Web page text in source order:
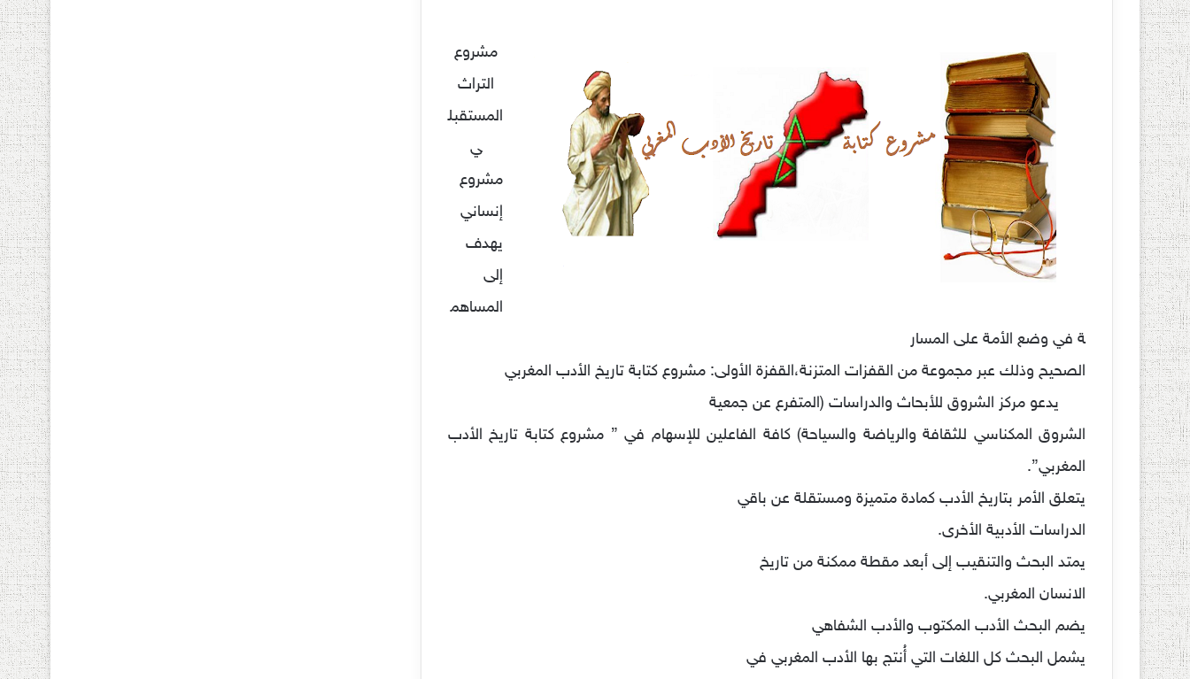
مشروع
التراث
المستقبل
ي
مشروع
إنساني
يهدف
إلى
المساهم
ة في وضع الأمة على المسار
الصحيح وذلك عبر مجموعة من القفزات المتزنة،القفزة الأولى: مشروع كتابة تاريخ الأدب المغربي
يدعو مركز الشروق للأبحاث والدراسات (المتفرع عن جمعية
الشروق المكناسي للثقافة والرياضة والسياحة) كافة الفاعلين للإسهام في ” مشروع كتابة تاريخ الأدب
المغربي”.
يتعلق الأمر بتاريخ الأدب كمادة متميزة ومستقلة عن باقي
الدراسات الأدبية الأخرى.
يمتد البحث والتنقيب إلى أبعد مقطة ممكنة من تاريخ
الانسان المغربي.
يضم البحث الأدب المكتوب والأدب الشفاهي
يشمل البحث كل اللغات التي أُنتج بها الأدب المغربي في